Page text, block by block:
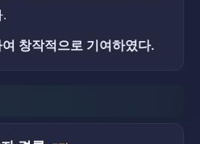
창작적으로 기여하였다.